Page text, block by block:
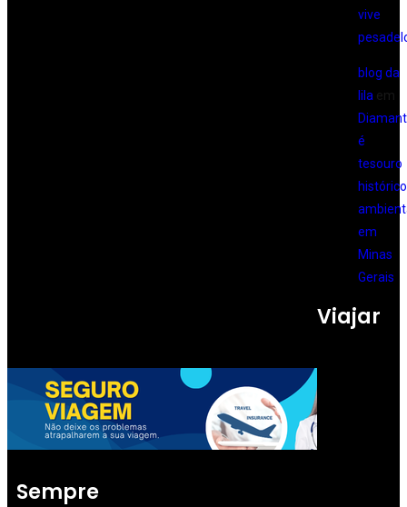
vive
blog da
lila em
é
tesouro
histórico
em
Minas
Gerais
Viajar
Sempre